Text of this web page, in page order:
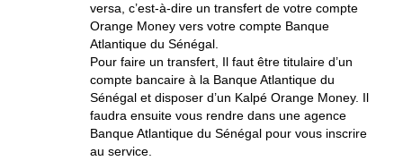
versa, c’est-à-dire un transfert de votre compte
Orange Money vers votre compte Banque
Atlantique du Sénégal.
Pour faire un transfert, Il faut être titulaire d’un
compte bancaire à la Banque Atlantique du
Sénégal et disposer d’un Kalpé Orange Money. Il
faudra ensuite vous rendre dans une agence
Banque Atlantique du Sénégal pour vous inscrire
au service.